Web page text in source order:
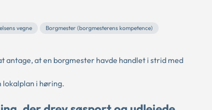
vegne
Borgmester (borgmesterens kompetence)
at en borgmester havde handlet i strid med
i høring.